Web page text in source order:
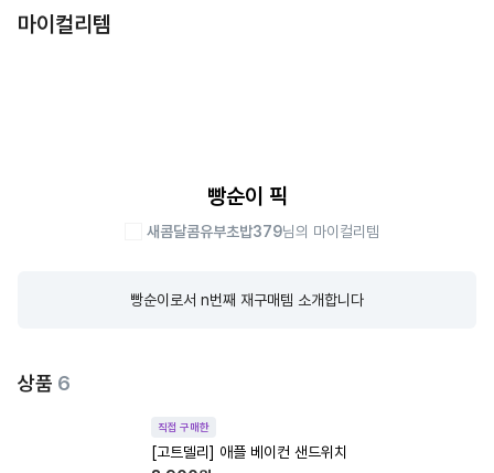
마이컬리템
빵순이 픽
새콤달콤유부초밥379님의 마이컬리템
빵순이로서 n번째 재구매템 소개합니다
상품 6
직접 구매한
[고트델리] 애플 베이컨 샌드위치